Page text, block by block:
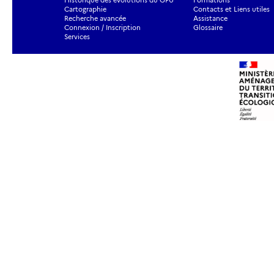
Cartographie
Recherche avancée
Connexion / Inscription
Services
Contacts et Liens utiles
Assistance
Glossaire